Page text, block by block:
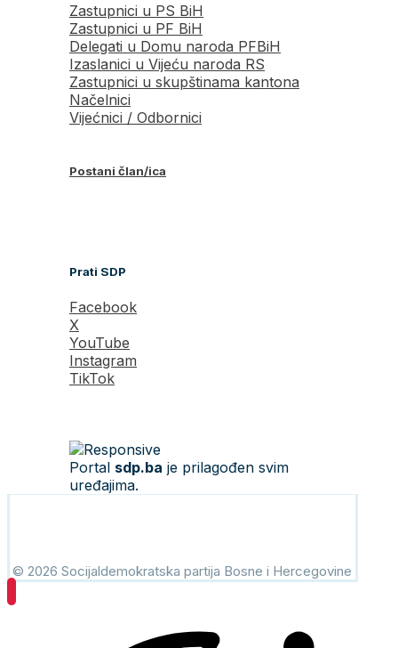
Zastupnici u PS BiH
Zastupnici u PF BiH
Delegati u Domu naroda PFBiH
Izaslanici u Vijeću naroda RS
Zastupnici u skupštinama kantona
Načelnici
Vijećnici / Odbornici
Postani član/ica
Prati SDP
Facebook
X
YouTube
Instagram
TikTok
Portal sdp.ba je prilagođen svim
uređajima.
© 2026 Socijaldemokratska partija Bosne i Hercegovine